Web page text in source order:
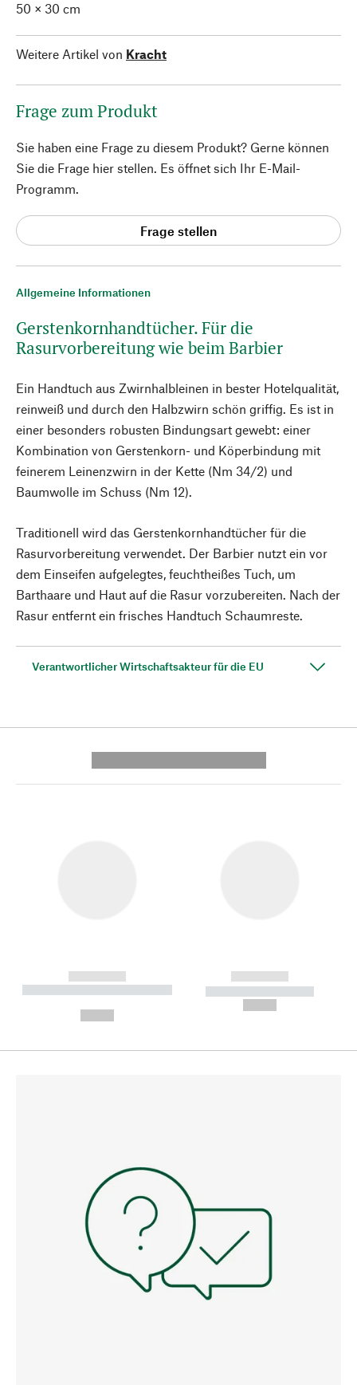
Allgemeine Informationen
Gerstenkornhandtücher. Für die
Rasurvorbereitung wie beim Barbier
Ein Handtuch aus Zwirnhalbleinen in bester Hotelqualität,
reinweiß und durch den Halbzwirn schön griffig. Es ist in
einer besonders robusten Bindungsart gewebt: einer
Kombination von Gerstenkorn- und Köperbindung mit
feinerem Leinenzwirn in der Kette (Nm 34/2) und
Baumwolle im Schuss (Nm 12).
Traditionell wird das Gerstenkornhandtücher für die
Rasurvorbereitung verwendet. Der Barbier nutzt ein vor
dem Einseifen aufgelegtes, feuchtheißes Tuch, um
Barthaare und Haut auf die Rasur vorzubereiten. Nach der
Rasur entfernt ein frisches Handtuch Schaumreste.
Verantwortlicher Wirtschaftsakteur für die EU
50 × 30 cm
Weitere Artikel von Kracht
Frage zum Produkt
Sie haben eine Frage zu diesem Produkt? Gerne können
Sie die Frage hier stellen. Es öffnet sich Ihr E-Mail-
Programm.
Frage stellen
------------
----------- ----------- --------
------------
----------- -----------